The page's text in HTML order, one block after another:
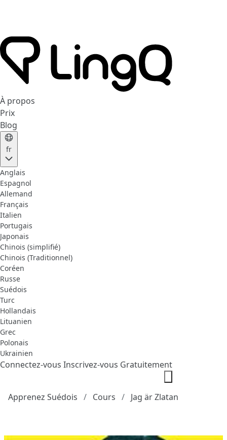
À propos
Prix
Blog
fr
Anglais
Espagnol
Allemand
Français
Italien
Portugais
Japonais
Chinois (simplifié)
Chinois (Traditionnel)
Coréen
Russe
Suédois
Turc
Hollandais
Lituanien
Grec
Polonais
Ukrainien
Connectez-vous Inscrivez-vous Gratuitement
Apprenez Suédois Cours Jag är Zlatan